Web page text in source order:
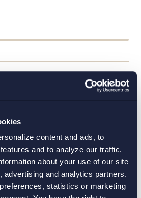
content and ads, to
and to analyze our traffic.
about your use of our site
advertising and analytics partners.
statistics or marketing